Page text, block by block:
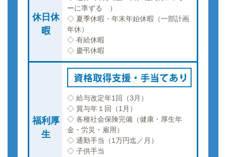
休日休
暇
ーに準ずる ）
◇ 夏季休暇・年末年始休暇（一部計画
年休）
◇ 有給休暇
◇ 慶弔休暇
福利厚
生
◇ 給与改定年1回（3月）
◇ 賞与年１回（1月）
◇ 各種社会保険完備（健康・厚生年
金・労災・雇用）
◇ 通勤手当（1万円迄／月）
◇ 子供手当